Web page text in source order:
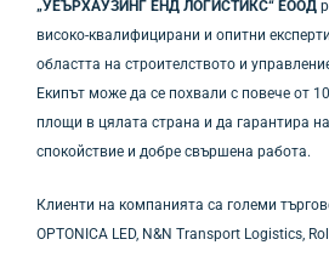
„УЕЪРХАУЗИНГ ЕНД ЛОГИСТИКС“ ЕООД
високо-квалифицирани и опитни
областта на строителството и
Екипът може да се похвали с повече от
площи в цялата страна и да гарантира
спокойствие и добре свършена работа.
Клиенти на компанията са големи
OPTONICA LED, N&N Transport Logistics,